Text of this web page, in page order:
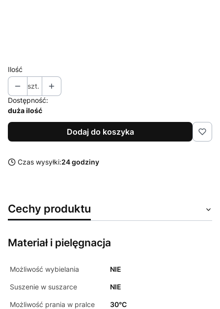
Ilość
szt.
Dostępność:
duża ilość
Dodaj do koszyka
Czas wysyłki:24 godziny
Cechy produktu
Materiał i pielęgnacja
Możliwość wybielania NIE
Suszenie w suszarce NIE
Możliwość prania w pralce 30°C